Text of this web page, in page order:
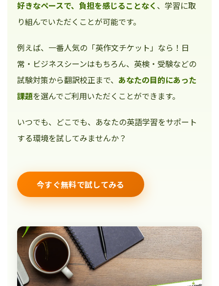
好きなペースで、負担を感じることなく 、学習に取
り組んでいただくことが可能です。
例えば、一番人気の「英作文チケット」なら！日
常・ビジネスシーンはもちろん、英検・受験などの
試験対策から翻訳校正まで、 あなたの目的にあった
課題を選んでご利用いただくことができます。
いつでも、どこでも、あなたの英語学習をサポート
する環境を試してみませんか？
今すぐ無料で試してみる